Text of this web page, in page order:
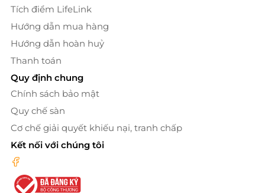
Tích điểm LifeLink
Hướng dẫn mua hàng
Hướng dẫn hoàn huỷ
Thanh toán
Quy định chung
Chính sách bảo mật
Quy chế sàn
Cơ chế giải quyết khiếu nại, tranh chấp
Kết nối với chúng tôi